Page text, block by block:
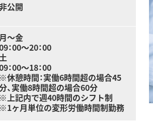
活に役立てるための年金制度がありま
なくなった場合に保険金が支給されま
休暇として給与が支給されます。
になった子の看護のために取得できます
2回、1回30分の育児時間を取得できま
用可能です。
公開
月～金
：00～20：00
：00～18：00
※休憩時間：実働6時間超の場合45
、実働8時間超の場合60分
※上記内で週40時間のシフト制
※1ヶ月単位の変形労働時間制勤務